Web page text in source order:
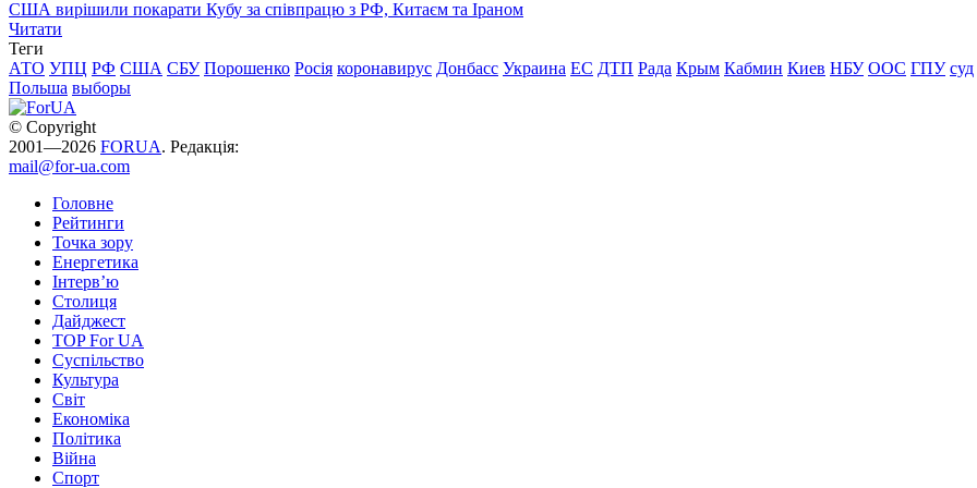
США вирішили покарати Кубу за співпрацю з РФ, Китаєм та Іраном
Читати
Теги
АТО УПЦ РФ США СБУ Порошенко Росія коронавирус Донбасс Украина ЕС ДТП Рада Крым Кабмин Киев НБУ ООС ГПУ суд
Польша выборы
© Copyright
2001—2026 FORUA. Редакція:
mail@for-ua.com
Головне
Рейтинги
Точка зору
Енергетика
Інтерв’ю
Столиця
Дайджест
TOP For UA
Суспiльство
Культура
Світ
Економіка
Політика
Війна
Спорт